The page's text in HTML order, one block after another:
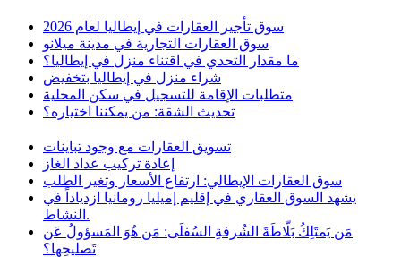
سوق تأجير العقارات في إيطاليا لعام 2026
سوق العقارات التجارية في مدينة ميلانو
ما مقدار التحدي في اقتناء منزل في إيطاليا؟
شراء منزل في إيطاليا بتخفيض
متطلبات الإقامة للتسجيل في سكن المحلية
تحديث الشقة: من يمكننا اختياره؟
تسويق العقارات مع وجود تباينات
إعادة تركيب عداد الغاز
سوق العقارات الإيطالي: ارتفاع الأسعار وتغير الطلب
يشهد السوق العقاري في إقليم إميليا رومانيا ازدياداً في
النشاط.
مَن يَمتَلِكُ بَلّاطَةَ الشُرفةِ السُفلَى: مَن هُوَ المَسؤولُ عَن
تَصليحِها؟